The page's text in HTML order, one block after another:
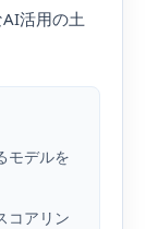
活用の土
モデルを
コアリン